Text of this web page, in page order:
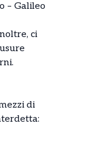
– Galileo
ci
di